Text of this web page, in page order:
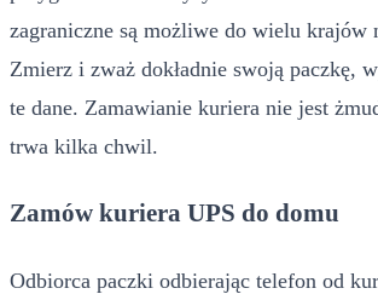
zagraniczne są możliwe do wielu krajów
Zmierz i zważ dokładnie swoją paczkę,
te dane. Zamawianie kuriera nie jest
trwa kilka chwil.
Zamów kuriera UPS do domu
Odbiorca paczki odbierając telefon od